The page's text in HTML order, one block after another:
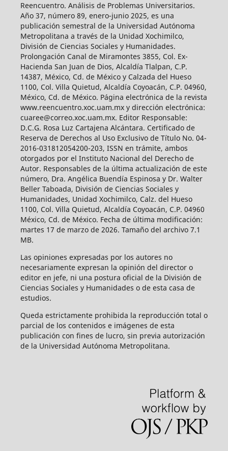
Reencuentro. Análisis de Problemas Universitarios.
Año 37, número 89, enero-junio 2025, es una
publicación semestral de la Universidad Autónoma
Metropolitana a través de la Unidad Xochimilco,
División de Ciencias Sociales y Humanidades.
Prolongación Canal de Miramontes 3855, Col. Ex-
Hacienda San Juan de Dios, Alcaldía Tlalpan, C.P.
14387, México, Cd. de México y Calzada del Hueso
1100, Col. Villa Quietud, Alcaldía Coyoacán, C.P. 04960,
México, Cd. de México. Página electrónica de la revista
www.reencuentro.xoc.uam.mx y dirección electrónica:
cuaree@correo.xoc.uam.mx. Editor Responsable:
D.C.G. Rosa Luz Cartajena Alcántara. Certificado de
Reserva de Derechos al Uso Exclusivo de Título No. 04-
2016-031812054200-203, ISSN en trámite, ambos
otorgados por el Instituto Nacional del Derecho de
Autor. Responsables de la última actualización de este
número, Dra. Angélica Buendía Espinosa y Dr. Walter
Beller Taboada, División de Ciencias Sociales y
Humanidades, Unidad Xochimilco, Calz. del Hueso
1100, Col. Villa Quietud, Alcaldía Coyoacán, C.P. 04960
México, Cd. de México. Fecha de última modificación:
martes 17 de marzo de 2026. Tamaño del archivo 7.1
MB.
Las opiniones expresadas por los autores no
necesariamente expresan la opinión del director o
editor en jefe, ni una postura oficial de la División de
Ciencias Sociales y Humanidades o de esta casa de
estudios.
Queda estrictamente prohibida la reproducción total o
parcial de los contenidos e imágenes de esta
publicación con fines de lucro, sin previa autorización
de la Universidad Autónoma Metropolitana.